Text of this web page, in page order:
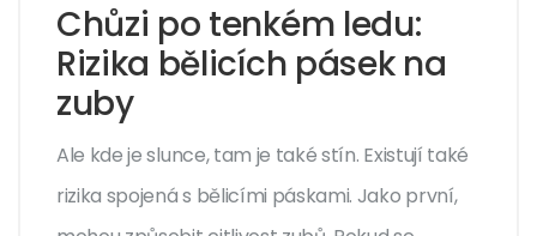
Chůzi po tenkém ledu:
Rizika bělicích pásek na
zuby
Ale kde je slunce, tam je také stín. Existují také
rizika spojená s bělicími páskami. Jako první,